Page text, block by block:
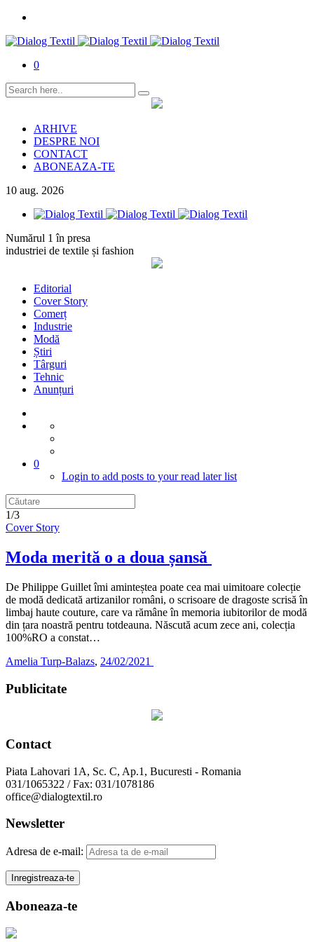
0
ARHIVE
DESPRE NOI
CONTACT
ABONEAZA-TE
10 aug. 2026
Numărul 1 în presa
industriei de textile și fashion
Editorial
Cover Story
Comerț
Industrie
Modă
Știri
Târguri
Tehnic
Anunțuri
0
Login to add posts to your read later list
1/3
Cover Story
Moda merită o a doua șansă
De Philippe Guillet îmi aminteștea poate cea mai uimitoare colecție
de modă dedicată artizanilor români, o scrisoare de dragoste scrisă în
limbaj haute couture, care va rămâne în memoria iubitorilor de modă
din țara noastră pentru totdeauna. Născută acum zece ani, colecția
100%RO a constat…
Amelia Turp-Balazs, 24/02/2021
Publicitate
Contact
Piata Lahovari 1A, Sc. C, Ap.1, Bucuresti - Romania
031/1065322 / Fax: 031/1078186
office@dialogtextil.ro
Newsletter
Adresa de e-mail:
Aboneaza-te